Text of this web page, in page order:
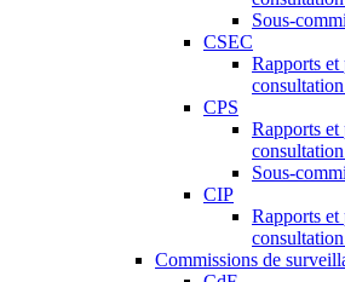
Sous-
CSEC
Rapports et
CPS
Rapports et
Sous-
CIP
Rapports et
Commissions de